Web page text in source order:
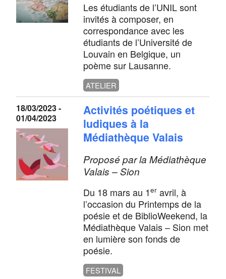
Les étudiants de l’UNIL sont
invités à composer, en
correspondance avec les
étudiants de l’Université de
Louvain en Belgique, un
poème sur Lausanne.
ATELIER
18/03/2023 -
01/04/2023
Activités poétiques et
ludiques à la
Médiathèque Valais
Proposé par la Médiathèque
Valais – Sion
Du 18 mars au 1er avril, à
l’occasion du Printemps de la
poésie et de BiblioWeekend, la
Médiathèque Valais – Sion met
en lumière son fonds de
poésie.
FESTIVAL